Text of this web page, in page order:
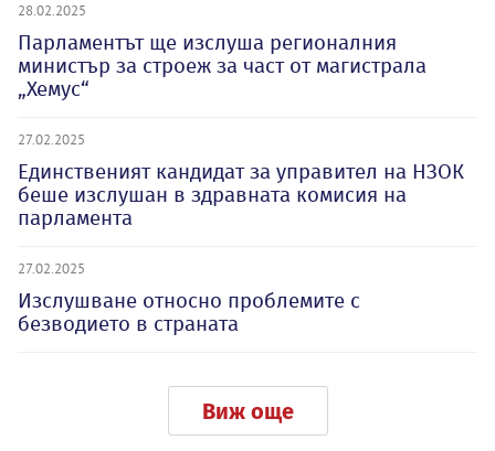
28.02.2025
Парламентът ще изслуша регионалния
министър за строеж за част от магистрала
„Хемус“
27.02.2025
Единственият кандидат за управител на НЗОК
беше изслушан в здравната комисия на
парламента
27.02.2025
Изслушване относно проблемите с
безводието в страната
Виж още